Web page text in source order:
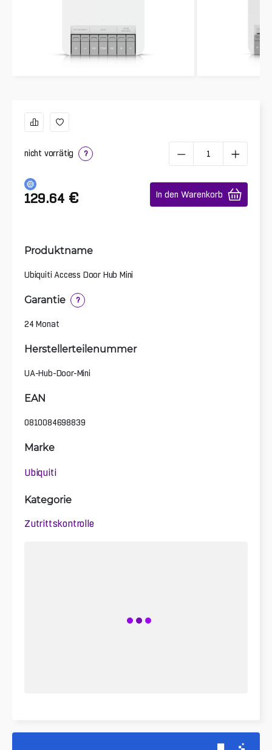
nicht vorrätig ?
129.64 € In den Warenkorb
Produktname
Ubiquiti Access Door Hub Mini
Garantie ?
24 Monat
Herstellerteilenummer
UA-Hub-Door-Mini
EAN
0810084698839
Marke
Ubiquiti
Kategorie
Zutrittskontrolle